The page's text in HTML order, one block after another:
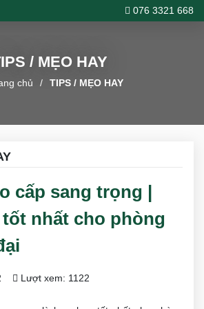
076 3321 668
/ MẸO HAY
chủ TIPS / MẸO HAY
cấp sang trọng |
nhất cho phòng
Lượt xem: 1122